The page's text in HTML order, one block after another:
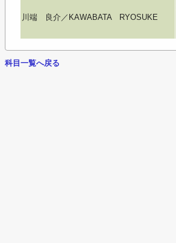
川端 良介／KAWABATA RYOSUKE
科目一覧へ戻る